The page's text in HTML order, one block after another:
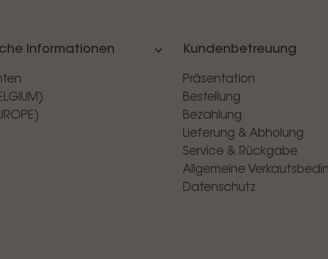
Informationen Kundenbetreuung
Präsentation
Bestellung
Bezahlung
Lieferung & Abholung
Service & Rückgabe
Allgemeine
Datenschutz